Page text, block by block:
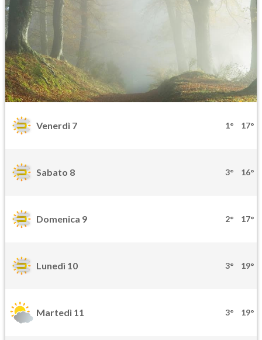
Venerdì 7 1° 17°
Sabato 8 3° 16°
Domenica 9 2° 17°
Lunedì 10 3° 19°
Martedì 11 3° 19°